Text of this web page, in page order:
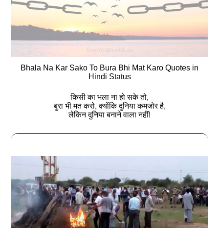
Bhala Na Kar Sako To Bura Bhi Mat Karo Quotes in
Hindi Status
किसी का भला ना हो सके तो,
बुरा भी मत करो, क्योंकि दुनिया कमजोर है,
लेकिन दुनिया बनाने वाला नहीं!